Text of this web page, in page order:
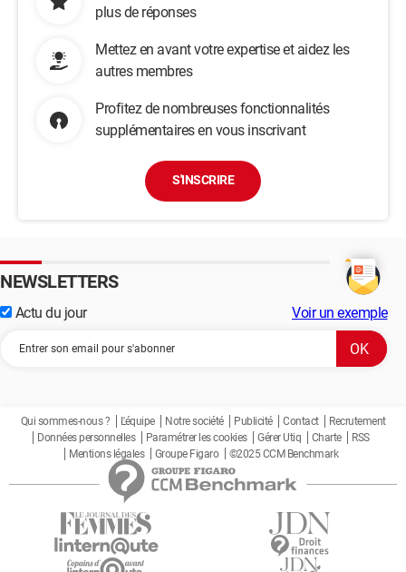
plus de réponses
Mettez en avant votre expertise et aidez les
autres membres
Profitez de nombreuses fonctionnalités
supplémentaires en vous inscrivant
S'INSCRIRE
NEWSLETTERS
Actu du jour Voir un exemple
Qui sommes-nous ? L'équipe Notre société Publicité Contact
Recrutement
Données personnelles
Paramétrer les cookies Gérer Utiq Charte
RSS
Mentions légales
Groupe Figaro ©2025 CCM Benchmark